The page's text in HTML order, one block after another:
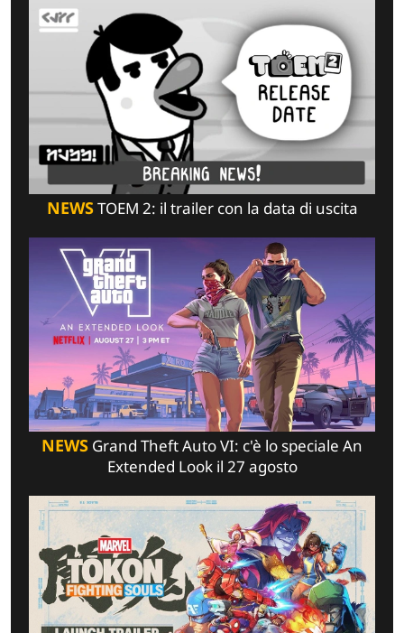
NEWSTOEM 2: il trailer con la data di uscita
NEWS Grand Theft Auto VI: c'è lo speciale An
Extended Look il 27 agosto